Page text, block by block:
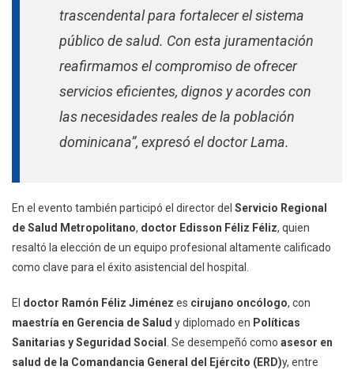
trascendental para fortalecer el sistema
público de salud. Con esta juramentación
reafirmamos el compromiso de ofrecer
servicios eficientes, dignos y acordes con
las necesidades reales de la población
dominicana”, expresó el doctor Lama.
En el evento también participó el director del Servicio Regional
de Salud Metropolitano, doctor Edisson Féliz Féliz, quien
resaltó la elección de un equipo profesional altamente calificado
como clave para el éxito asistencial del hospital.
El doctor Ramón Féliz Jiménez es cirujano oncólogo, con
maestría en Gerencia de Salud y diplomado en Políticas
Sanitarias y Seguridad Social . Se desempeñó como asesor en
salud de la Comandancia General del Ejército (ERD)y, entre